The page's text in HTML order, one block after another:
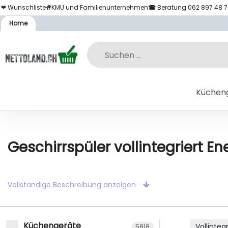
❤ Wunschliste#KMU und Familienunternehmen☎Beratung 062 897 48
Home
Geschirrspüler vollintegriert
Vollständige Beschreibung anzeigen